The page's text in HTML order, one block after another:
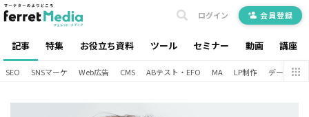
記事 特集 お役立ち資料 ツール セミナー 動画 講座
ログイン 会員登録
SEO SNSマーケ Web広告 CMS ABテスト・EFO MA LP制作 データ分析